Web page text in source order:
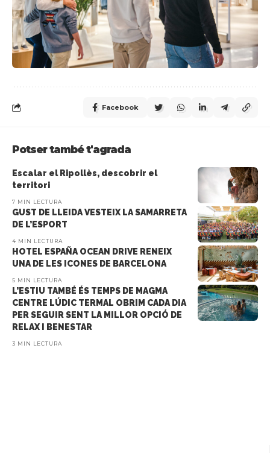
Facebook
Potser també t'agrada
Escalar el Ripollès, descobrir el
territori
7 MIN LECTURA
GUST DE LLEIDA VESTEIX LA SAMARRETA
DE L’ESPORT
4 MIN LECTURA
HOTEL ESPAÑA OCEAN DRIVE RENEIX
UNA DE LES ICONES DE BARCELONA
5 MIN LECTURA
L’ESTIU TAMBÉ ÉS TEMPS DE MAGMA
CENTRE LÚDIC TERMAL OBRIM CADA DIA
PER SEGUIR SENT LA MILLOR OPCIÓ DE
RELAX I BENESTAR
3 MIN LECTURA